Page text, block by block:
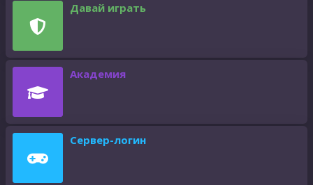
Давай играть
Академия
Сервер-логин